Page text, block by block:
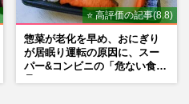
⭐ 高評価の記事(8.8)
惣菜が老化を早め、おにぎり
が居眠り運転の原因に、スー
パー&コンビニの「危ない食